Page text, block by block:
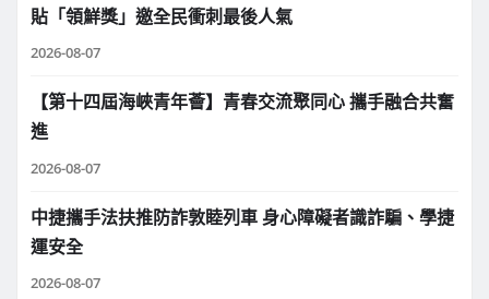
貼「領鮮獎」邀全民衝刺最後人氣
2026-08-07
【第十四屆海峽青年薈】青春交流聚同心 攜手融合共奮
進
2026-08-07
中捷攜手法扶推防詐敦睦列車 身心障礙者識詐騙、學捷
運安全
2026-08-07